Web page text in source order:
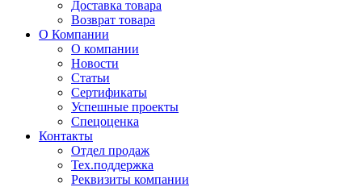
Доставка товара
Возврат товара
О Компании
О компании
Новости
Статьи
Сертификаты
Успешные проекты
Спецоценка
Контакты
Отдел продаж
Тех.поддержка
Реквизиты компании